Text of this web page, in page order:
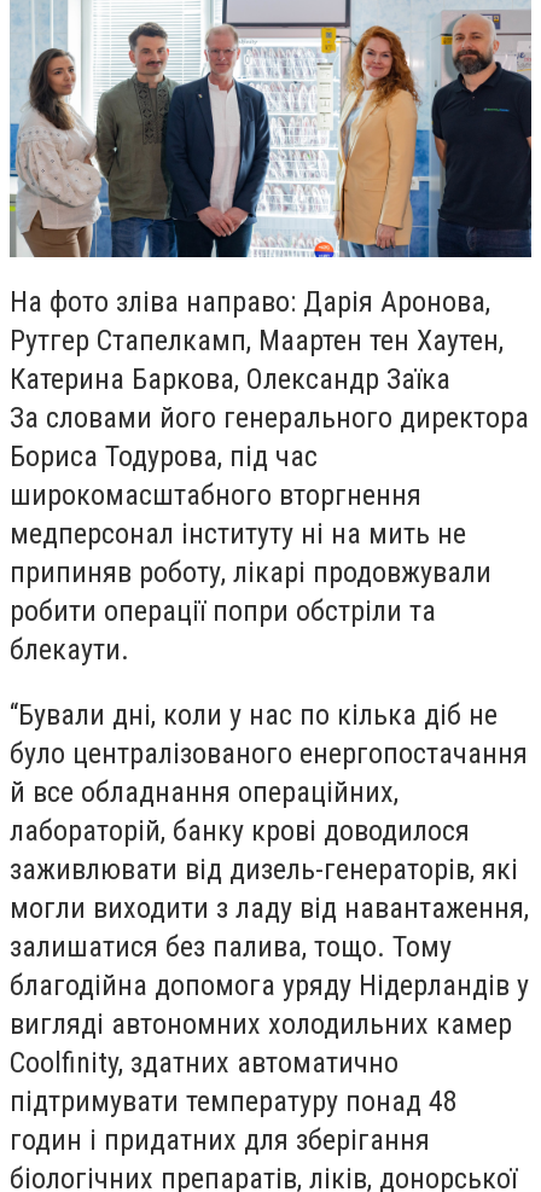
На фото зліва направо: Дарія Аронова,
Рутгер Стапелкамп, Маартен тен Хаутен,
Катерина Баркова, Олександр Заїка
За словами його генерального директора
Бориса Тодурова, під час
широкомасштабного вторгнення
медперсонал інституту ні на мить не
припиняв роботу, лікарі продовжували
робити операції попри обстріли та
блекаути.
“Бували дні, коли у нас по кілька діб не
було централізованого енергопостачання
й все обладнання операційних,
лабораторій, банку крові доводилося
заживлювати від дизель-генераторів, які
могли виходити з ладу від навантаження,
залишатися без палива, тощо. Тому
благодійна допомога уряду Нідерландів у
вигляді автономних холодильних камер
Coolfinity, здатних автоматично
підтримувати температуру понад 48
годин і придатних для зберігання
біологічних препаратів, ліків, донорської